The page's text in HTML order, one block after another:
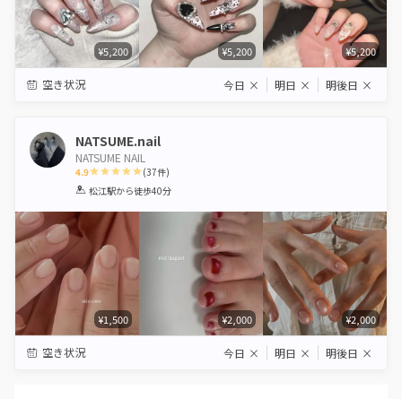
¥5,200 ¥5,200 ¥5,200
空き状況 今日 × 明日 × 明後日 ×
NATSUME.nail
NATSUME NAIL
4.9
1 2 3 4 5
(37件)
松江駅から徒歩40分
¥1,500 ¥2,000 ¥2,000
空き状況 今日 × 明日 × 明後日 ×